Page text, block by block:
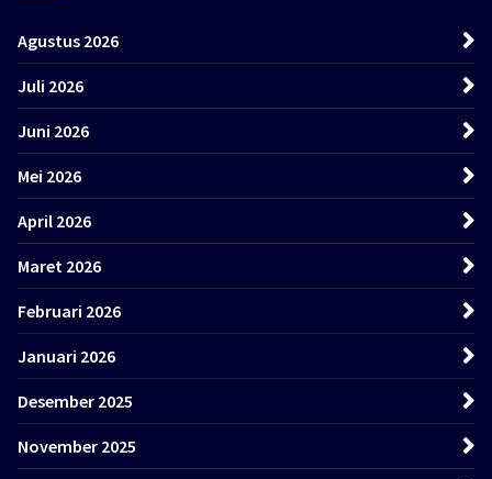
Agustus 2026
Juli 2026
Juni 2026
Mei 2026
April 2026
Maret 2026
Februari 2026
Januari 2026
Desember 2025
November 2025